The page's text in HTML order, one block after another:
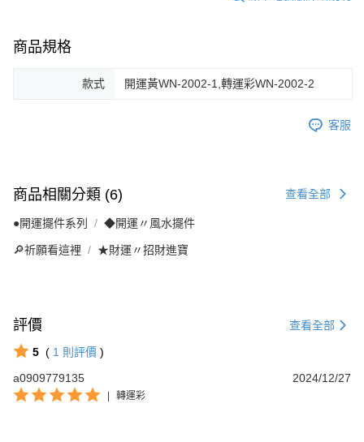
商品規格
款式 開運黃WN-2002-1,轉運彩WN-2002-2
客服
商品相關分類 (6) 查看全部
●開運擺件系列 ◆開運〃風水擺件
🔎祈願看這裡 ★財運〃招財進寶
評價 查看全部
5 ( 1 則評價 )
a0909779135
2024/12/27
轉運彩